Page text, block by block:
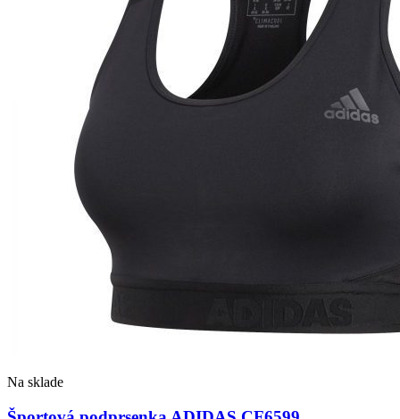
Na sklade